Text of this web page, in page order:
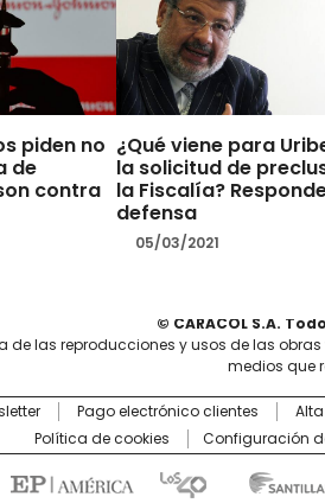
piden no
de
contra
¿Qué viene para
la solicitud de
la Fiscalía?
defensa
05/03/2021
© CARACOL S.A.
de las reproducciones y usos de las
medios que
Pago electrónico clientes
Política de cookies
Configuración